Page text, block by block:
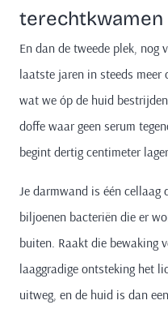
terechtkwamen
En dan de tweede plek, nog
laatste jaren in steeds
wat we óp de huid
doffe waar geen serum
begint dertig centimeter
Je darmwand is één cellaag
biljoenen bacteriën die er
buiten. Raakt die bewaking
laaggradige ontsteking het
uitweg, en de huid is dan